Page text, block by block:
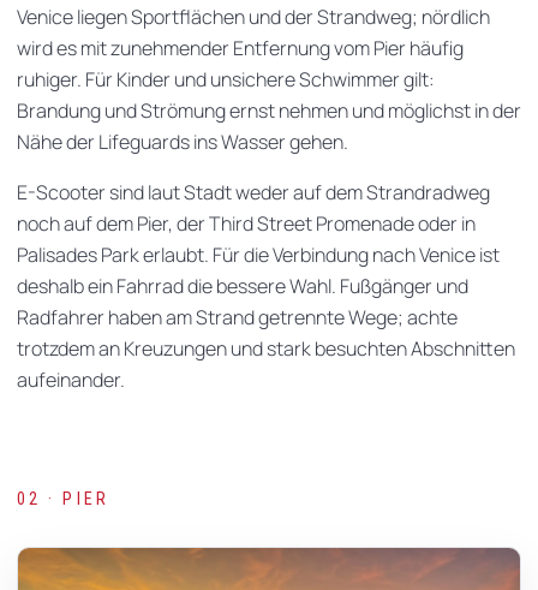
Venice liegen Sportflächen und der Strandweg; nördlich
wird es mit zunehmender Entfernung vom Pier häufig
ruhiger. Für Kinder und unsichere Schwimmer gilt:
Brandung und Strömung ernst nehmen und möglichst in der
Nähe der Lifeguards ins Wasser gehen.
E-Scooter sind laut Stadt weder auf dem Strandradweg
noch auf dem Pier, der Third Street Promenade oder in
Palisades Park erlaubt. Für die Verbindung nach Venice ist
deshalb ein Fahrrad die bessere Wahl. Fußgänger und
Radfahrer haben am Strand getrennte Wege; achte
trotzdem an Kreuzungen und stark besuchten Abschnitten
aufeinander.
02 · PIER